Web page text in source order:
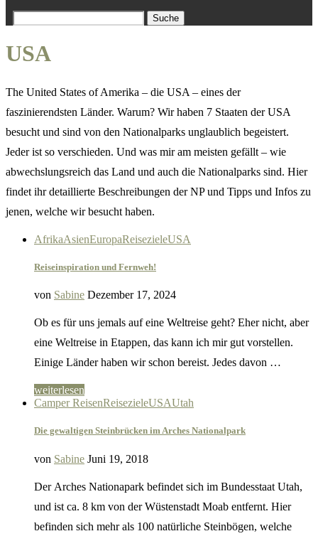
Suche
USA
The United States of Amerika – die USA – eines der
faszinierendsten Länder. Warum? Wir haben 7 Staaten der USA
besucht und sind von den Nationalparks unglaublich begeistert.
Jeder ist so verschieden. Und was mir am meisten gefällt – wie
abwechslungsreich das Land und auch die Nationalparks sind. Hier
findet ihr detaillierte Beschreibungen der NP und Tipps und Infos zu
jenen, welche wir besucht haben.
AfrikaAsienEuropaReisezieleUSA
Reiseinspiration und Fernweh!
von Sabine Dezember 17, 2024
Ob es für uns jemals auf eine Weltreise geht? Eher nicht, aber
eine Weltreise in Etappen, das kann ich mir gut vorstellen.
Einige Länder haben wir schon bereist. Jedes davon …
weiterlesen
Camper ReisenReisezieleUSAUtah
Die gewaltigen Steinbrücken im Arches Nationalpark
von Sabine Juni 19, 2018
Der Arches Nationapark befindet sich im Bundesstaat Utah,
und ist ca. 8 km von der Wüstenstadt Moab entfernt. Hier
befinden sich mehr als 100 natürliche Steinbögen, welche